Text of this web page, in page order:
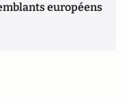
européens